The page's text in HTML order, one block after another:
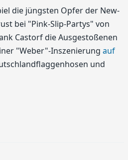
die jüngsten Opfer der New-
bei "Pink-Slip-Partys" von
Castorf die Ausgestoßenen
"Weber"-Inszenierung auf
und